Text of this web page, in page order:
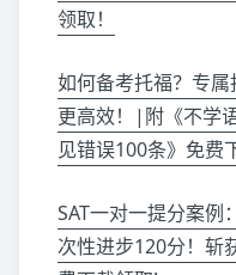
领取！
如何备考托福？专
更高效！|附《不学
见错误100条》免费
SAT一对一提分案例
次性进步120分！斩